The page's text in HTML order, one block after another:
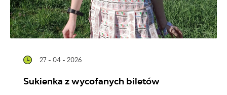
27 - 04 - 2026
Sukienka z wycofanych biletów